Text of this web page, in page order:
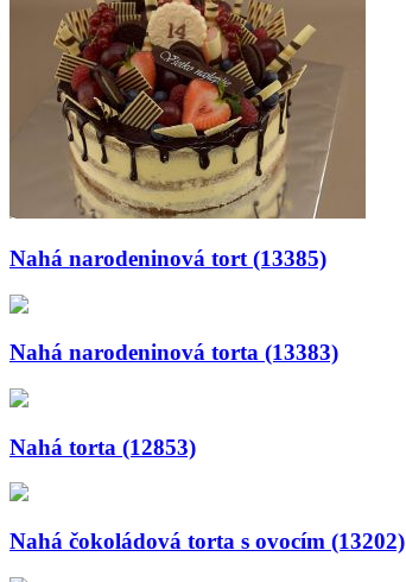
Nahá narodeninová tort (13385)
Nahá narodeninová torta (13383)
Nahá torta (12853)
Nahá čokoládová torta s ovocím (13202)